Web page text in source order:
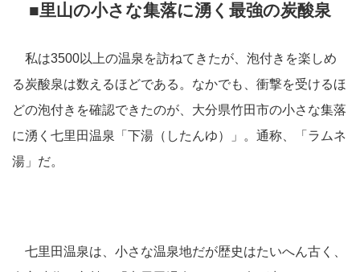
■里山の小さな集落に湧く最強の炭酸泉
私は3500以上の温泉を訪ねてきたが、泡付きを楽しめ
る炭酸泉は数えるほどである。なかでも、衝撃を受けるほ
どの泡付きを確認できたのが、大分県竹田市の小さな集落
に湧く七里田温泉「下湯（したんゆ）」。通称、「ラムネ
湯」だ。
七里田温泉は、小さな温泉地だが歴史はたいへん古く、